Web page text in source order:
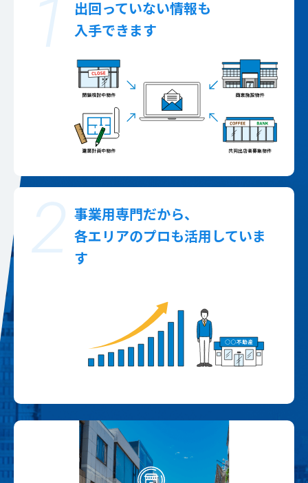
出回っていない情報も
入手できます
事業用専門だから、
各エリアのプロも活用していま
す